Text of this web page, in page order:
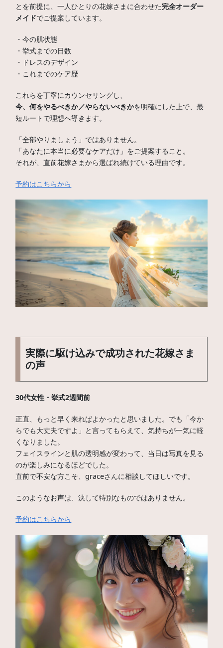
とを前提に、一人ひとりの花嫁さまに合わせた完全オーダー
メイドでご提案しています。
・今の肌状態
・挙式までの日数
・ドレスのデザイン
・これまでのケア歴
これらを丁寧にカウンセリングし、
今、何をやるべきか／やらないべきかを明確にした上で、最
短ルートで理想へ導きます。
「全部やりましょう」ではありません。
「あなたに本当に必要なケアだけ」をご提案すること。
それが、直前花嫁さまから選ばれ続けている理由です。
予約はこちらから
実際に駆け込みで成功された花嫁さま
の声
30代女性・挙式2週間前
正直、もっと早く来ればよかったと思いました。でも「今か
らでも大丈夫ですよ」と言ってもらえて、気持ちが一気に軽
くなりました。
フェイスラインと肌の透明感が変わって、当日は写真を見る
のが楽しみになるほどでした。
直前で不安な方こそ、graceさんに相談してほしいです。
このようなお声は、決して特別なものではありません。
予約はこちらから